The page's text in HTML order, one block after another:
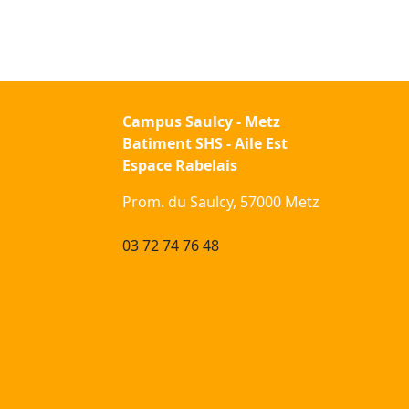
Campus Saulcy - Metz
Batiment SHS - Aile Est
Espace Rabelais
Prom. du Saulcy, 57000 Metz
03 72 74 76 48